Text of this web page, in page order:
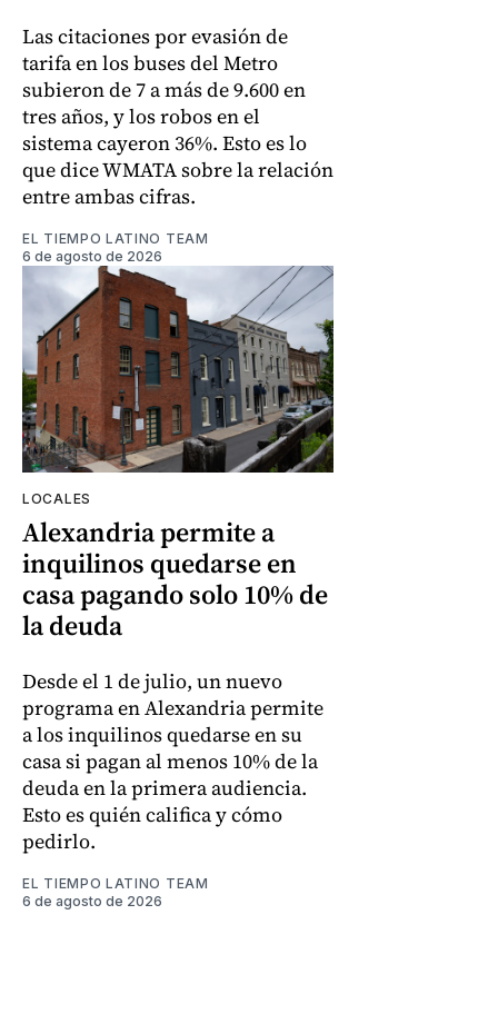
Las citaciones por evasión de
tarifa en los buses del Metro
subieron de 7 a más de 9.600 en
tres años, y los robos en el
sistema cayeron 36%. Esto es lo
que dice WMATA sobre la relación
entre ambas cifras.
EL TIEMPO LATINO TEAM
6 de agosto de 2026
LOCALES
Alexandria permite a
inquilinos quedarse en
casa pagando solo 10% de
la deuda
Desde el 1 de julio, un nuevo
programa en Alexandria permite
a los inquilinos quedarse en su
casa si pagan al menos 10% de la
deuda en la primera audiencia.
Esto es quién califica y cómo
pedirlo.
EL TIEMPO LATINO TEAM
6 de agosto de 2026